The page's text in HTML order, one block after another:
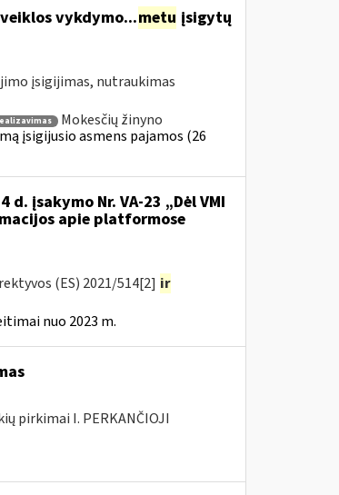
vykdymo...metu įsigytų
įsigijimas, nutraukimas
Mokesčių žinyno
įsigijusio asmens pajamos (26
įsakymo Nr. VA-23 „Dėl VMI
apie platformose
(ES) 2021/514[2] ir
nuo 2023 m.
pirkimai I. PERKANČIOJI